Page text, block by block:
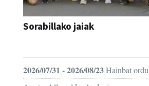
Sorabillako jaiak
2026/07/31 - 2026/08/23Hainbat ordu